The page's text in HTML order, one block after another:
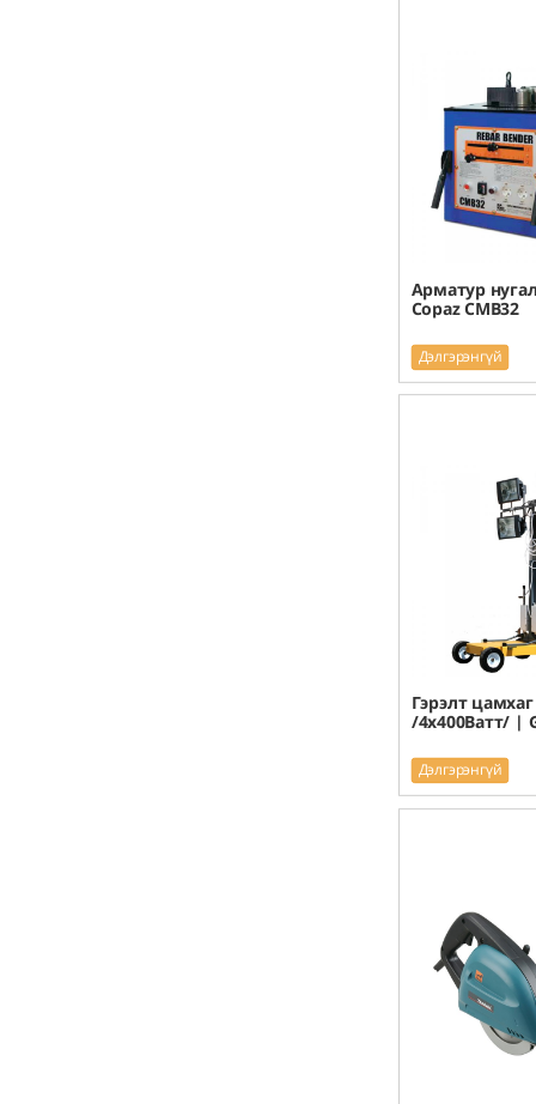
Арматур
Copaz CMB32
Дэлгэрэнгүй
Гэрэлт цамхаг
/4x400Ватт/ |
Дэлгэрэнгүй